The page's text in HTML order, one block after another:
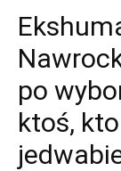
po
ktoś,